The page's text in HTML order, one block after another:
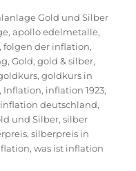
Gold und Silber
,apollo edelmetalle,
,folgen der inflation,
,Gold,gold & silber,
,goldkurs in
, Inflation, inflation 1923,
inflation deutschland,
und Silber,silber
,silberpreis in
,was ist inflation